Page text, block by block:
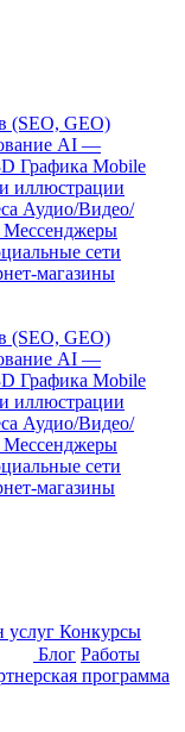
(SEO, GEO)
AI —
Графика Mobile
иллюстрации
Аудио/Видео/
Мессенджеры
сети
магазины
(SEO, GEO)
AI —
Графика Mobile
иллюстрации
Аудио/Видео/
Мессенджеры
сети
магазины
услуг Конкурсы
Блог Работы
программа